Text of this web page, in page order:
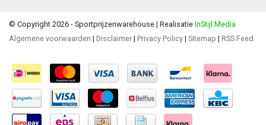
© Copyright 2026 - Sportprijzenwarehouse | Realisatie InStijl Media
Algemene voorwaarden | Disclaimer | Privacy Policy | Sitemap | RSS Feed